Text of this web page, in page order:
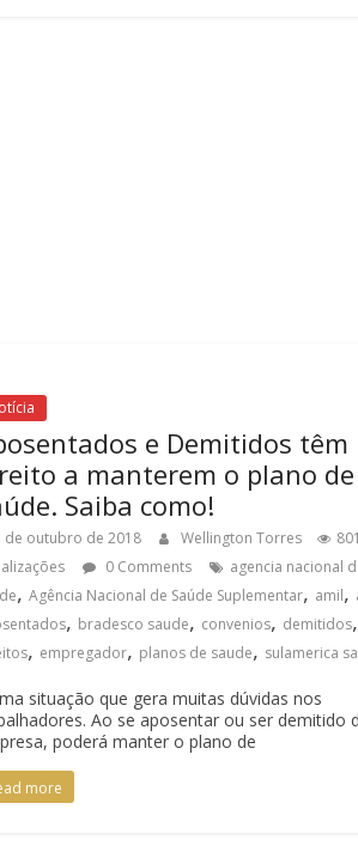
e Demitidos têm
a manterem o plano de
Saiba como!
de outubro de 2018 Wellington Torres
801
0 Comments
agencia nacional
, Agência Nacional de Saúde Suplementar, amil,
, bradesco saude, convenios, demitidos,
, empregador, planos de saude, sulamerica
situação que gera muitas dúvidas nos
Ao se aposentar ou ser demitido
poderá manter o plano de
more